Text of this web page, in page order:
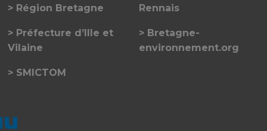
Région Bretagne
Préfecture d’Ille et
Vilaine
SMICTOM
Rennais
Bretagne-
environnement.org